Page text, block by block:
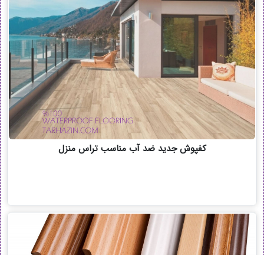
کفپوش جدید ضد آب مناسب تراس منزل